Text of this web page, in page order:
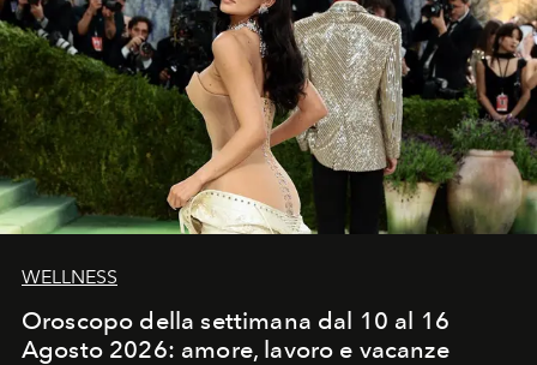
WELLNESS
Oroscopo della settimana dal 10 al 16
Agosto 2026: amore, lavoro e vacanze